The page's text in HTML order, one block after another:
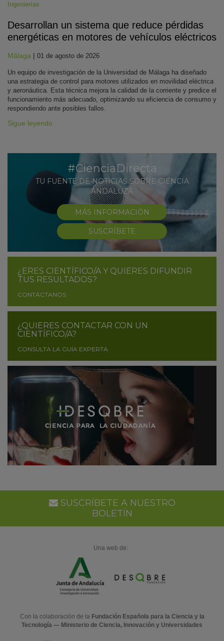
Ingenierías
Desarrollan un sistema que reduce pérdidas
energéticas en motores de vehículos eléctricos
Málaga | 01 de agosto de 2026
Un equipo de investigación de la Universidad de Málaga ha diseñado
una estrategia de control para motores utilizados en movilidad eléctrica
y aeronáutica. Esta técnica mejora la calidad de la corriente y predice el
funcionamiento más adecuado, optimizando su eficiencia de consumo y
respondiendo ante posibles fallos.
Sigue leyendo
#CienciaDirecta
TU FUENTE DE NOTICIAS SOBRE CIENCIA
ANDALUZA
MÁS INFORMACIÓN
SUSCRÍBETE
¿ERES CIENTÍFICO/A Y QUIERES DIFUNDIR
TUS RESULTADOS?
CONTÁCTANOS
¿QUIERES CONTACTAR CON UN
CIENTÍFICO/A?
CONSULTA LA GUÍA EXPERTA
SUSCRÍBETE A NUESTRO
BOLETÍN
Una web de:
Con la colaboración de la Fundación Española para la Ciencia y la
Tecnología — Ministerio de Ciencia, Innovación y Universidades